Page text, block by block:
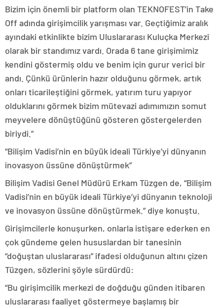
Bizim için önemli bir platform olan TEKNOFEST’in Take
Off adında girişimcilik yarışması var. Geçtiğimiz aralık
ayındaki etkinlikte bizim Uluslararası Kuluçka Merkezi
olarak bir standımız vardı. Orada 6 tane girişimimiz
kendini göstermiş oldu ve benim için gurur verici bir
andı. Çünkü ürünlerin hazır olduğunu görmek, artık
onları ticarileştiğini görmek, yatırım turu yapıyor
olduklarını görmek bizim mütevazi adımımızın somut
meyvelere dönüştüğünü gösteren göstergelerden
biriydi.”
“Bilişim Vadisi’nin en büyük ideali Türkiye’yi dünyanın
inovasyon üssüne dönüştürmek”
Bilişim Vadisi Genel Müdürü Erkam Tüzgen de, “Bilişim
Vadisi’nin en büyük ideali Türkiye’yi dünyanın teknoloji
ve inovasyon üssüne dönüştürmek.” diye konuştu.
Girişimcilerle konuşurken, onlarla istişare ederken en
çok gündeme gelen hususlardan bir tanesinin
“doğuştan uluslararası” ifadesi olduğunun altını çizen
Tüzgen, sözlerini şöyle sürdürdü:
“Bu girişimcilik merkezi de doğduğu günden itibaren
uluslararası faaliyet göstermeye başlamış bir